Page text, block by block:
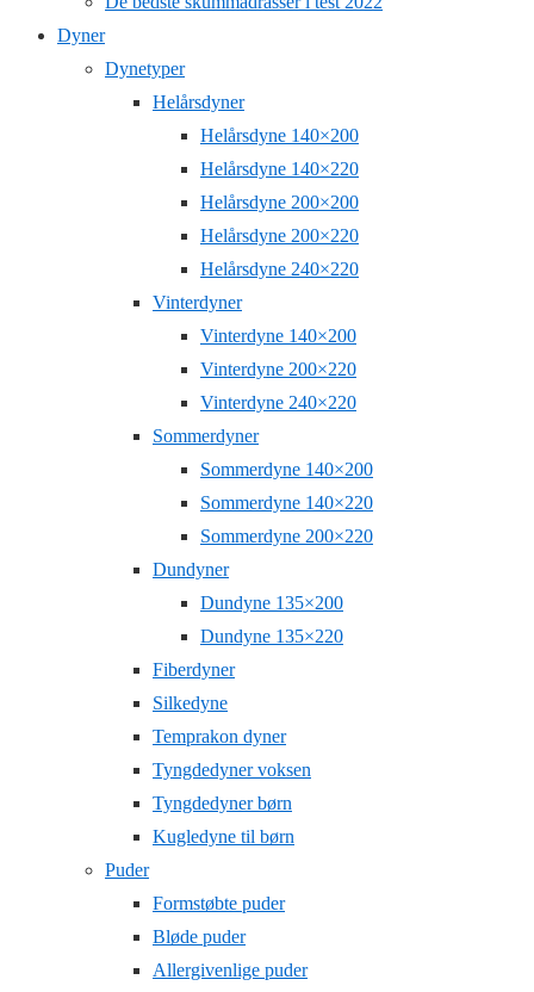
Dyner
Dynetyper
Helårsdyner
Helårsdyne 140×200
Helårsdyne 140×220
Helårsdyne 200×200
Helårsdyne 200×220
Helårsdyne 240×220
Vinterdyner
Vinterdyne 140×200
Vinterdyne 200×220
Vinterdyne 240×220
Sommerdyner
Sommerdyne 140×200
Sommerdyne 140×220
Sommerdyne 200×220
Dundyner
Dundyne 135×200
Dundyne 135×220
Fiberdyner
Silkedyne
Temprakon dyner
Tyngdedyner voksen
Tyngdedyner børn
Kugledyne til børn
Puder
Formstøbte puder
Bløde puder
Allergivenlige puder